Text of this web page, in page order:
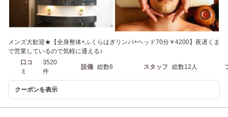
メンズ大歓迎★【全身整体+ふくらはぎリンパ+ヘッド70分￥4200】夜遅くま
で営業しているので気軽に通える♪
口コ
ミ
3520
件
設備 総数6 スタッフ 総数12人
クーポンを表示